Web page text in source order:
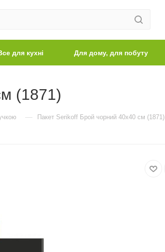
для кухні Для дому, для побуту
(1871)
— Пакет Serikoff Брой чорний 40х40 см (1871)